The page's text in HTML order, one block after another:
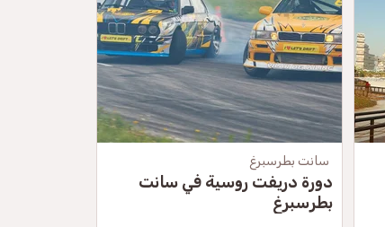
سانت بطرسبرغ
دورة دريفت روسية في سانت
بطرسبرغ